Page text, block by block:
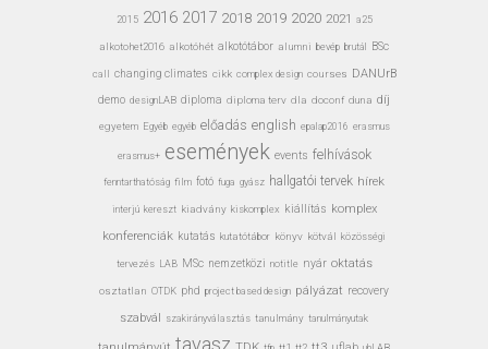
2015 2016 2017 2018 2019 2020 2021 a25
alkotohet2016 alkotóhét alkotótábor alumni bevép brutál BSc
call changing climates cikk complex design courses DANUrB
demo designLAB diploma diploma terv dla doconf duna díj
egyetem Egyéb egyéb előadás english epalap2016 erasmus
erasmus+ események events felhívások
fenntarthatóság film fotó fuga gyász hallgatói tervek hírek
interjú kereszt kiadvány kiskomplex kiállítás komplex
konferenciák kutatás kutatótábor könyv kötvál közösségi
tervezés LAB MSc nemzetközi notitle nyár oktatás
osztatlan OTDK phd project based design pályázat recovery
szabvál szakirányválasztás tanulmány tanulmányutak
tavasz